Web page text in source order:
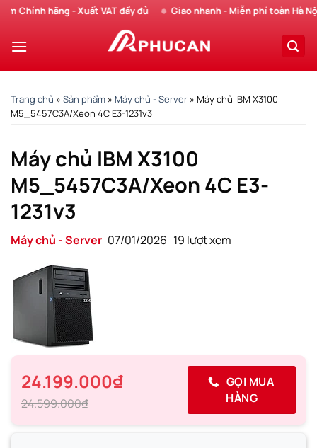
Chuyển
nội
hãng - Xuất VAT đầy đủ Giao nhanh - Miễn phí toàn Hà Nội
Trang chủ » Sản phẩm » Máy chủ - Server » Máy chủ IBM X3100
M5_5457C3A/Xeon 4C E3-1231v3
Máy chủ IBM X3100
M5_5457C3A/Xeon 4C E3-
1231v3
Máy chủ - Server 07/01/2026 19 lượt xem
24.199.000₫
24.599.000₫
GỌI MUA
HÀNG